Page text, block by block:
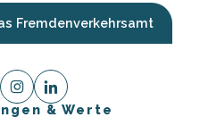
Fremdenverkehrsamt
& Werte